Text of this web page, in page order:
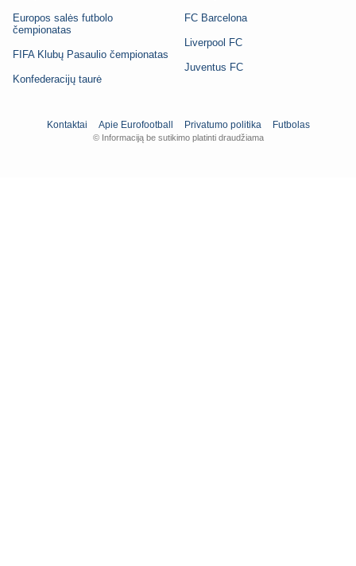
Europos salės futbolo
čempionatas
FIFA Klubų Pasaulio čempionatas
Konfederacijų taurė
FC Barcelona
Liverpool FC
Juventus FC
Kontaktai Apie Eurofootball Privatumo politika Futbolas
© Informaciją be sutikimo platinti draudžiama